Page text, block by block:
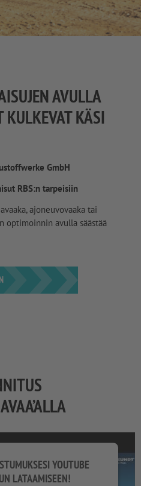
AVULLA
KULKEVAT KÄSI
GmbH
RBS:n tarpeisiin
ajoneuvovaaka tai
optimoinnin avulla säästää
YOUTUBE
LATAAMISEEN!